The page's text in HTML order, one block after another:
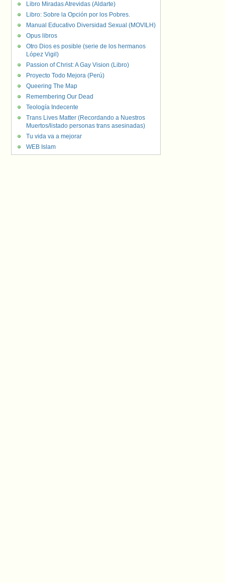
Libro Miradas Atrevidas (Aldarte)
Libro: Sobre la Opción por los Pobres.
Manual Educativo Diversidad Sexual (MOVILH)
Opus libros
Otro Dios es posible (serie de los hermanos
López Vigil)
Passion of Christ: A Gay Vision (Libro)
Proyecto Todo Mejora (Perú)
Queering The Map
Remembering Our Dead
Teología Indecente
Trans Lives Matter (Recordando a Nuestros
Muertos/listado personas trans asesinadas)
Tu vida va a mejorar
WEB Islam